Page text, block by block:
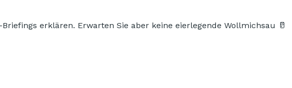
erklären. Erwarten Sie aber keine eierlegende Wollmichsau 🥛